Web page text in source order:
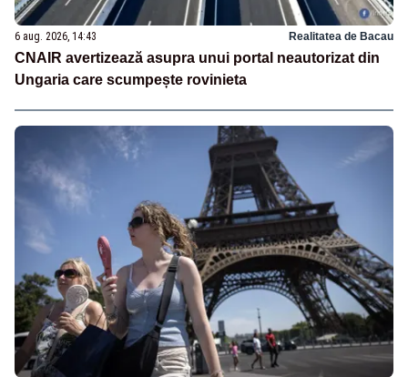
6 aug. 2026, 14:43 Realitatea de Bacau
CNAIR avertizează asupra unui portal neautorizat din
Ungaria care scumpește rovinieta